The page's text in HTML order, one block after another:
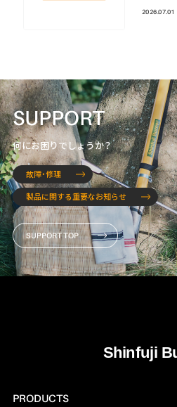
2026.07.01
SUPPORT
何にお困りでしょうか？
故障・修理
製品に関する重要なお知らせ
SUPPORT TOP
PRODUCTS